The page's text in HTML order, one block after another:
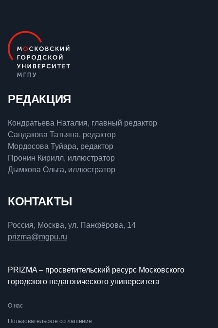
РЕДАКЦИЯ
Кондратьева Наталия, главный редактор
Сандакова Татьяна, редактор
Мордосова Туйара, редактор
Пронин Кирилл, иллюстратор
Дымкова Ольга, иллюстратор
КОНТАКТЫ
Россия, Москва, ул. Панфёрова, 14
prizma@mgpu.ru
PRIZMA – просветительский ресурс Московского
городского педагогического университета
О нас
Пользовательское соглашение